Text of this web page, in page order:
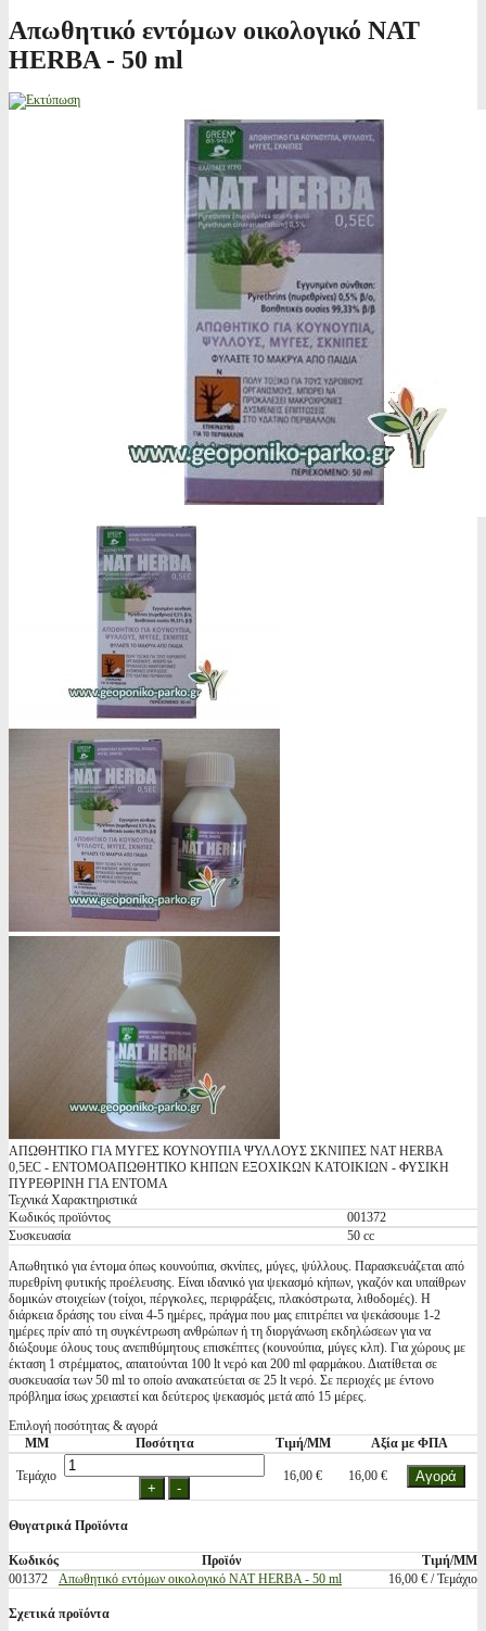
Απωθητικό εντόμων οικολογικό NAT
HERBA - 50 ml
ΑΠΩΘΗΤΙΚΟ ΓΙΑ ΜΥΓΕΣ ΚΟΥΝΟΥΠΙΑ ΨΥΛΛΟΥΣ ΣΚΝΙΠΕΣ NAT HERBA
0,5EC - ΕΝΤΟΜΟΑΠΩΘΗΤΙΚΟ ΚΗΠΩΝ ΕΞΟΧΙΚΩΝ ΚΑΤΟΙΚΙΩΝ - ΦΥΣΙΚΗ
ΠΥΡΕΘΡΙΝΗ ΓΙΑ ΕΝΤΟΜΑ
Τεχνικά Χαρακτηριστικά
Κωδικός προϊόντος
001372
Συσκευασία
50 cc
Απωθητικό για έντομα όπως κουνούπια, σκνίπες, μύγες, ψύλλους. Παρασκευάζεται από
πυρεθρίνη φυτικής προέλευσης. Είναι ιδανικό για ψεκασμό κήπων, γκαζόν και υπαίθρων
δομικών στοιχείων (τοίχοι, πέργκολες, περιφράξεις, πλακόστρωτα, λιθοδομές). Η
διάρκεια δράσης του είναι 4-5 ημέρες, πράγμα που μας επιτρέπει να ψεκάσουμε 1-2
ημέρες πρίν από τη συγκέντρωση ανθρώπων ή τη διοργάνωση εκδηλώσεων για να
διώξουμε όλους τους ανεπιθύμητους επισκέπτες (κουνούπια, μύγες κλπ). Για χώρους με
έκταση 1 στρέμματος, απαιτούνται 100 lt νερό και 200 ml φαρμάκου. Διατίθεται σε
συσκευασία των 50 ml το οποίο ανακατεύεται σε 25 lt νερό. Σε περιοχές με έντονο
πρόβλημα ίσως χρειαστεί και δεύτερος ψεκασμός μετά από 15 μέρες.
Επιλογή ποσότητας & αγορά
ΜΜ
Ποσότητα Τιμή/ΜΜ Αξία με ΦΠΑ
Τεμάχιο 16,00 € 16,00 €
Θυγατρικά Προϊόντα
Κωδικός Προϊόν
Τιμή/ΜΜ
001372
Απωθητικό εντόμων οικολογικό NAT HERBA - 50 ml 16,00 € / Τεμάχιο
Σχετικά προϊόντα